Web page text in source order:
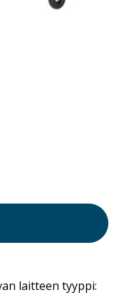
laitteen tyyppi: